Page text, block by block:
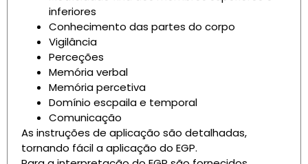
inferiores
Conhecimento das partes do corpo
Vigilância
Perceções
Memória verbal
Memória percetiva
Domínio escpaila e temporal
Comunicação
As instruções de aplicação são detalhadas,
tornando fácil a aplicação do EGP.